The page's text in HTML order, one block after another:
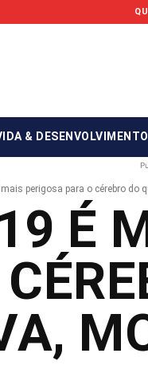
& DESENVOLVIMENTO
perigosa para o cérebro do
É